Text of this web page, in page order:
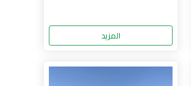
المزيد